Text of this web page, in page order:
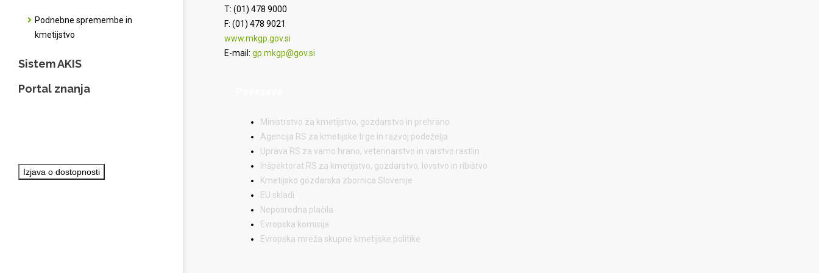
Podnebne spremembe in
kmetijstvo
Sistem AKIS
Portal znanja
Izjava o dostopnosti
T: (01) 478 9000
F: (01) 478 9021
www.mkgp.gov.si
E-mail: gp.mkgp@gov.si
Ministrstvo za kmetijstvo, gozdarstvo in prehrano
Agencija RS za kmetijske trge in razvoj podeželja
Uprava RS za varno hrano, veterinarstvo in varstvo rastlin
Inšpektorat RS za kmetijstvo, gozdarstvo, lovstvo in ribištvo
Kmetijsko gozdarska zbornica Slovenije
EU skladi
Neposredna plačila
Evropska komisija
Evropska mreža skupne kmetijske politike